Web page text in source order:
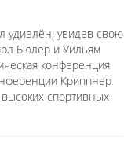
удивлён, увидев свою
Бюлер и Уильям
конференция
Криппнер
спортивных